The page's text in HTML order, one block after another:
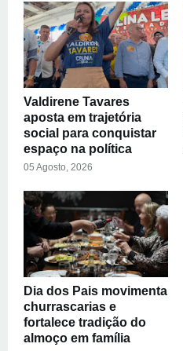
Valdirene Tavares
aposta em trajetória
social para conquistar
espaço na política
05 Agosto, 2026
Dia dos Pais movimenta
churrascarias e
fortalece tradição do
almoço em família